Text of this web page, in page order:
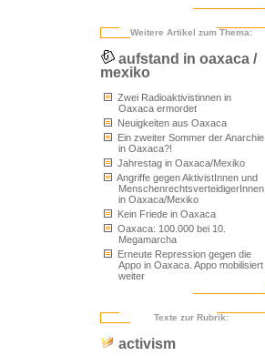
Weitere Artikel zum Thema:
aufstand in oaxaca /
mexiko
Zwei Radioaktivistinnen in
Oaxaca ermordet
Neuigkeiten aus Oaxaca
Ein zweiter Sommer der Anarchie
in Oaxaca?!
Jahrestag in Oaxaca/Mexiko
Angriffe gegen AktivistInnen und
MenschenrechtsverteidigerInnen
in Oaxaca/Mexiko
Kein Friede in Oaxaca
Oaxaca: 100.000 bei 10.
Megamarcha
Erneute Repression gegen die
Appo in Oaxaca. Appo mobilisiert
weiter
Texte zur Rubrik:
activism